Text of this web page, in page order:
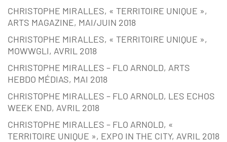
CHRISTOPHE MIRALLES, « TERRITOIRE UNIQUE »,
ARTS MAGAZINE, MAI/JUIN 2018
CHRISTOPHE MIRALLES, « TERRITOIRE UNIQUE »,
MOWWGLI, AVRIL 2018
CHRISTOPHE MIRALLES – FLO ARNOLD, ARTS
HEBDO MÉDIAS, MAI 2018
CHRISTOPHE MIRALLES – FLO ARNOLD, LES ECHOS
WEEK END, AVRIL 2018
CHRISTOPHE MIRALLES – FLO ARNOLD, «
TERRITOIRE UNIQUE », EXPO IN THE CITY, AVRIL 2018